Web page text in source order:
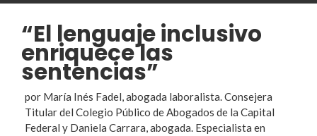
“El lenguaje inclusivo
enriquece las
sentencias”
por María Inés Fadel, abogada laboralista. Consejera
Titular del Colegio Público de Abogados de la Capital
Federal y Daniela Carrara, abogada. Especialista en